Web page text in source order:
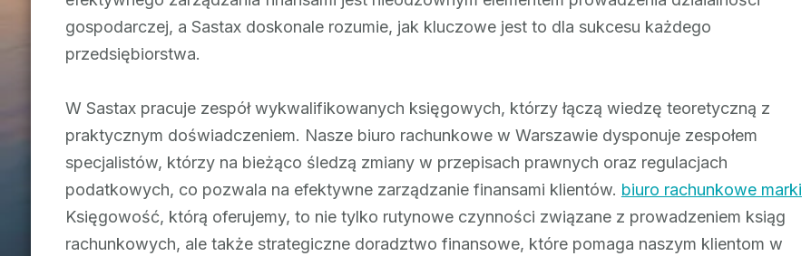
gospodarczej, a Sastax doskonale rozumie, jak kluczowe jest to dla sukcesu każdego
przedsiębiorstwa.
W Sastax pracuje zespół wykwalifikowanych księgowych, którzy łączą wiedzę teoretyczną z
praktycznym doświadczeniem. Nasze biuro rachunkowe w Warszawie dysponuje zespołem
specjalistów, którzy na bieżąco śledzą zmiany w przepisach prawnych oraz regulacjach
podatkowych, co pozwala na efektywne zarządzanie finansami klientów. biuro rachunkowe marki
Księgowość, którą oferujemy, to nie tylko rutynowe czynności związane z prowadzeniem ksiąg
rachunkowych, ale także strategiczne doradztwo finansowe, które pomaga naszym klientom w